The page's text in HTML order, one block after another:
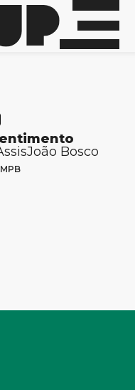
João Bosco
MPB